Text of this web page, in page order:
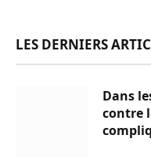
LES DERNIERS
Dans
contre